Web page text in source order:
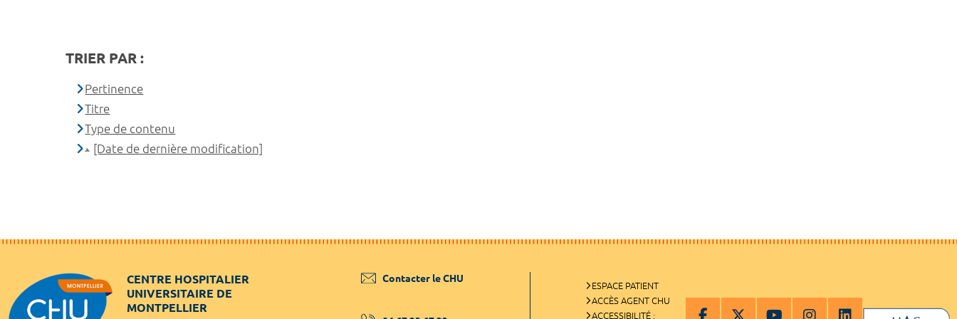
TRIER PAR :
Pertinence
Titre
Type de contenu
[Date de dernière modification]
CENTRE HOSPITALIER
UNIVERSITAIRE DE
MONTPELLIER
Contacter le CHU
ESPACE PATIENT
ACCÈS AGENT CHU
ACCESSIBILITÉ :